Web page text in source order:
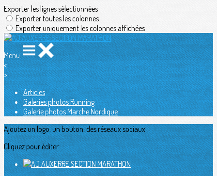
Exporter les lignes sélectionnées
Exporter toutes les colonnes
Exporter uniquement les colonnes affichées
Menu
<
>
Articles
Galeries photos Running
Galerie photos Marche Nordique
Ajoutez un logo, un bouton, des réseaux sociaux
Cliquez pour éditer